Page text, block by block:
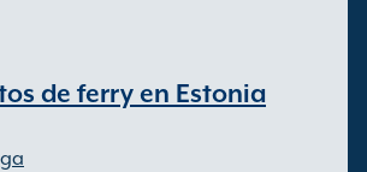
de ferry en Estonia